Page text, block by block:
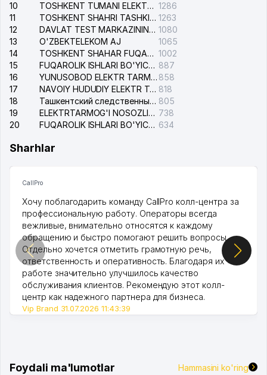
10
TOSHKENT TUMANI ELEKTR TARMOG'I AVARIYA XIZMATI 1286
11
TOSHKENT SHAHRI TASHKILOT TELEFONLARI HAQIDA MA'LUMOT BYUROSI 1263
12
DAVLAT TEST MARKAZINING ISHONCH TELEFONLARI 1080
13
O'ZBEKTELEKOM AJ
1065
14
TOSHKENT SHAHAR FUQAROLIK ISHLARI BO'YICHA SUDI 1002
15
FUQAROLIK ISHLARI BO'YICHA YAKKASAROY TUMANLARARO SUDI 887
16
YUNUSOBOD ELEKTR TARMOG'I NOSOZLIKLARI XIZMATI 858
17
NAVOIY HUDUDIY ELEKTR TARMOQLARI KORXONASI AJ 818
18
Ташкентский следственный изолятор 805
19
ELEKTRTARMOG'I NOSOZLIKLARINI TO'ZATISH SERGELI XIZMATI 738
20
FUQAROLIK ISHLARI BO'YICHA UCH-TEPA TUMANI SUDI 634
Sharhlar
CallPro
Хочу поблагодарить команду CallPro колл-центра за
профессиональную работу. Операторы всегда
вежливые, внимательно относятся к каждому
обращению и быстро помогают решить вопросы.
Отдельно хочется отметить грамотную речь,
ответственность и оперативность. Благодаря их
работе значительно улучшилось качество
обслуживания клиентов. Рекомендую этот колл-
центр как надежного партнера для бизнеса.
Vip Brand 31.07.2026 11:43:39
Foydali ma'lumotlar Hammasini ko'ring